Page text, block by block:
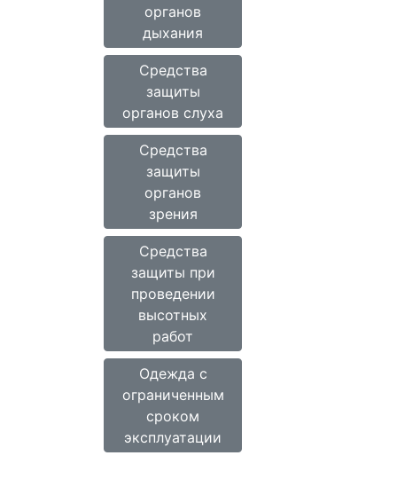
органов
дыхания
Средства
защиты
органов слуха
Средства
защиты
органов
зрения
Средства
защиты при
проведении
высотных
работ
Одежда с
ограниченным
сроком
эксплуатации